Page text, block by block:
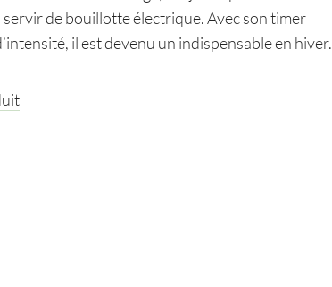
de bouillotte électrique. Avec son timer
il est devenu un indispensable en hiver.